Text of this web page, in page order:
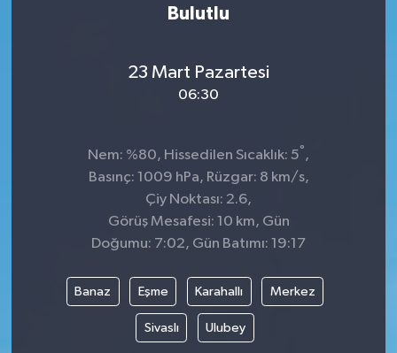
Bulutlu
23 Mart Pazartesi
06:30
Nem: %80, Hissedilen Sıcaklık: 5° ,
Basınç: 1009 hPa, Rüzgar: 8 km/s,
Çiy Noktası: 2.6,
Görüş Mesafesi: 10 km, Gün
Doğumu: 7:02, Gün Batımı: 19:17
Banaz Eşme Karahallı Merkez
Sivaslı Ulubey